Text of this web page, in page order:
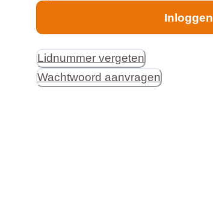
Inloggen
Lidnummer vergeten
Wachtwoord aanvragen